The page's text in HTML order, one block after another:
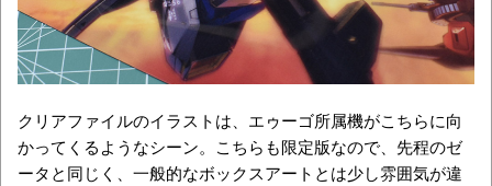
クリアファイルのイラストは、エゥーゴ所属機がこちらに向
かってくるようなシーン。こちらも限定版なので、先程のゼ
ータと同じく、一般的なボックスアートとは少し雰囲気が違